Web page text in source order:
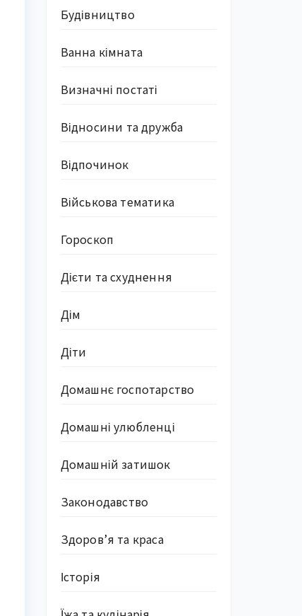
Будівництво
Ванна кімната
Визначні постаті
Відносини та дружба
Відпочинок
Військова тематика
Гороскоп
Дієти та схуднення
Дім
Діти
Домашнє госпотарство
Домашні улюбленці
Домашній затишок
Законодавство
Здоров’я та краса
Історія